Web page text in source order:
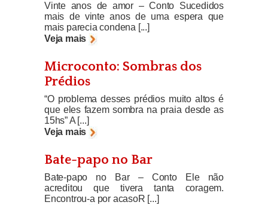
Vinte anos de amor – Conto Sucedidos
mais de vinte anos de uma espera que
mais parecia condena [...]
Veja mais
Microconto: Sombras dos
Prédios
“O problema desses prédios muito altos é
que eles fazem sombra na praia desde as
15hs” A [...]
Veja mais
Bate-papo no Bar
Bate-papo no Bar – Conto Ele não
acreditou que tivera tanta coragem.
Encontrou-a por acasoR [...]